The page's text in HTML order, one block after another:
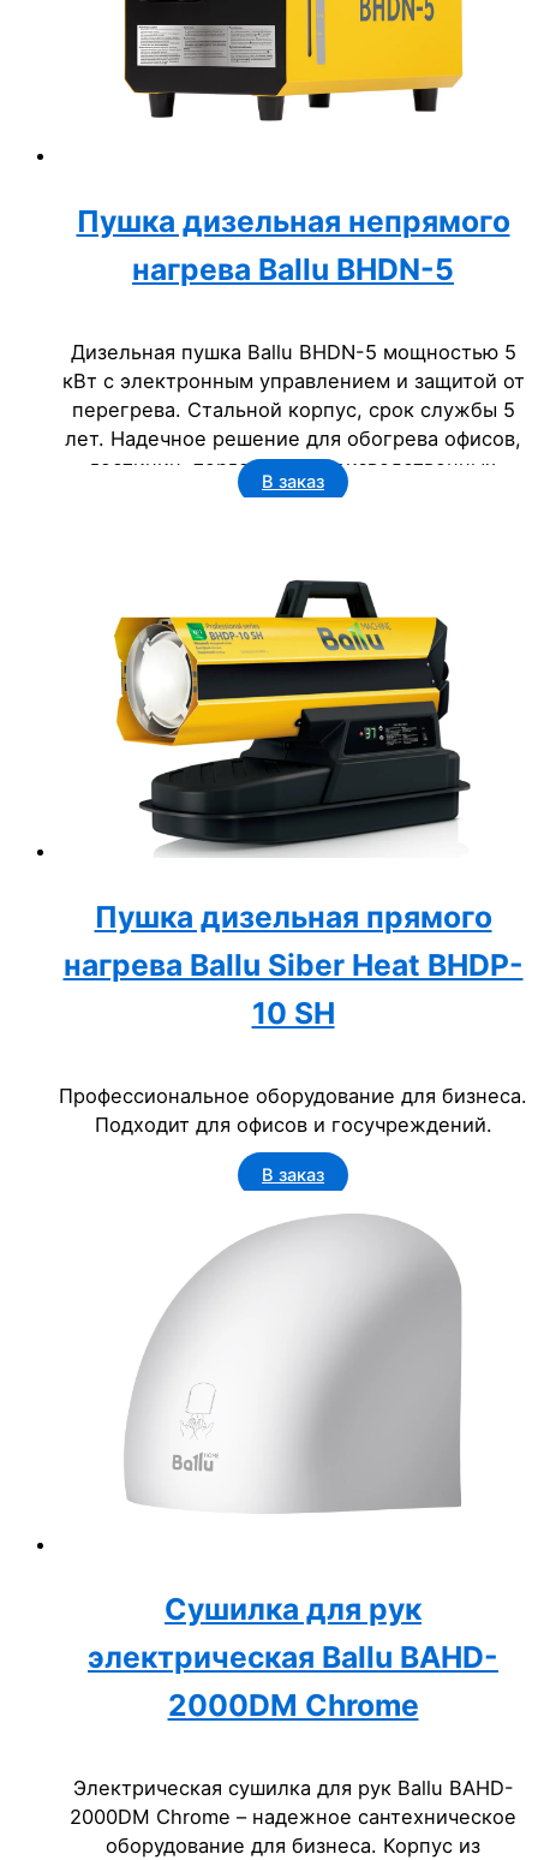
Пушка дизельная непрямого
нагрева Ballu BHDN-5
Дизельная пушка Ballu BHDN-5 мощностью 5
кВт с электронным управлением и защитой от
перегрева. Стальной корпус, срок службы 5
лет. Надечное решение для обогрева офисов,
гостиниц, торговых и производственных
помещений. Идеально для бизнеса.
В заказ
Пушка дизельная прямого
нагрева Ballu Siber Heat BHDP-
10 SH
Профессиональное оборудование для бизнеса.
Подходит для офисов и госучреждений.
В заказ
Сушилка для рук
электрическая Ballu BAHD-
2000DM Chrome
Электрическая сушилка для рук Ballu BAHD-
2000DM Chrome – надежное сантехническое
оборудование для бизнеса. Корпус из